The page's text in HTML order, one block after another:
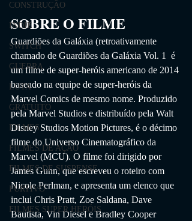
CONSTRUÇÃO
INDIE
SWITCH
GUERRA
LUTA
GRATUITO
FILMES
FILMES DE AÇÃO
FILMES DE SUSPENSE
FURTIVO
FILMES SUPER HERÓIS
SOBRE O FILME
Guardiões da Galáxia (retroativamente
chamado de Guardiões da Galáxia Vol. 1  é
um filme de super-heróis americano de 2014
baseado na equipe de super-heróis da
Marvel Comics de mesmo nome. Produzido
pela Marvel Studios e distribuído pela Walt
Disney Studios Motion Pictures, é o décimo
filme do Universo Cinematográfico da
Marvel (MCU). O filme foi dirigido por
James Gunn, que escreveu o roteiro com
Nicole Perlman, e apresenta um elenco que
inclui Chris Pratt, Zoe Saldana, Dave
Bautista, Vin Diesel e Bradley Cooper